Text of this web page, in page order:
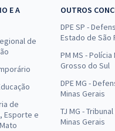
E A
de
de
Esporte e
OUTROS
DPE SP -
Estado de São
PM MS -
Grosso do Sul
DPE MG -
Minas Gerais
TJ MG -
Minas Gerais